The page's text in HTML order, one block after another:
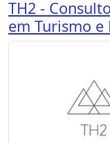
TH2 -
em Turismo